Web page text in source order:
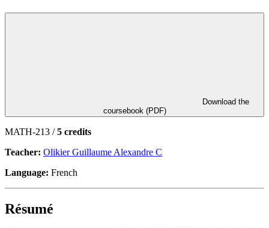
coursebook (PDF)
MATH-213 /5 credits
Teacher: Olikier Guillaume Alexandre C
Language: French
Résumé